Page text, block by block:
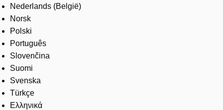
Nederlands (België)
Norsk
Polski
Português
Slovenčina
Suomi
Svenska
Türkçe
Ελληνικά